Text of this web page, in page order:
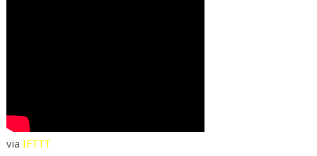
via IFTTT